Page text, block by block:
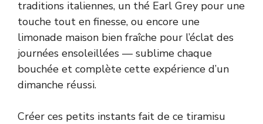
traditions italiennes, un thé Earl Grey pour une
touche tout en finesse, ou encore une
limonade maison bien fraîche pour l’éclat des
journées ensoleillées — sublime chaque
bouchée et complète cette expérience d’un
dimanche réussi.
Créer ces petits instants fait de ce tiramisu